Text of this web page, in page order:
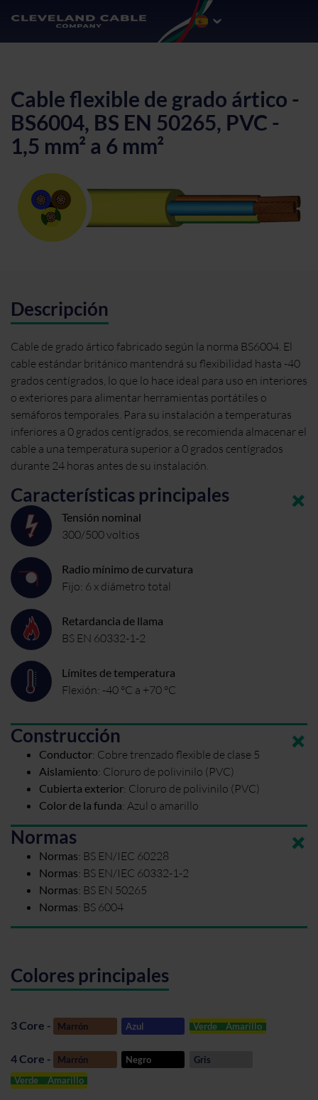
Cable flexible de grado ártico -
BS6004, BS EN 50265, PVC -
1,5 mm² a 6 mm²
Descripción
Cable de grado ártico fabricado según la norma BS6004. El
cable estándar británico mantendrá su flexibilidad hasta -40
grados centígrados, lo que lo hace ideal para uso en interiores
o exteriores para alimentar herramientas portátiles o
semáforos temporales. Para su instalación a temperaturas
inferiores a 0 grados centígrados, se recomienda almacenar el
cable a una temperatura superior a 0 grados centígrados
durante 24 horas antes de su instalación.
Características principales
Tensión nominal
300/500 voltios
Radio mínimo de curvatura
Fijo: 6 x diámetro total
Retardancia de llama
BS EN 60332-1-2
Límites de temperatura
Flexión: -40 °C a +70 °C
Construcción
Conductor: Cobre trenzado flexible de clase 5
Aislamiento: Cloruro de polivinilo (PVC)
Cubierta exterior: Cloruro de polivinilo (PVC)
Color de la funda: Azul o amarillo
Normas
Normas: BS EN/IEC 60228
Normas: BS EN/IEC 60332-1-2
Normas: BS EN 50265
Normas: BS 6004
Colores principales
3 Core - Marrón Azul Verde Amarillo
4 Core - Marrón Negro
Gris
Verde
Amarillo